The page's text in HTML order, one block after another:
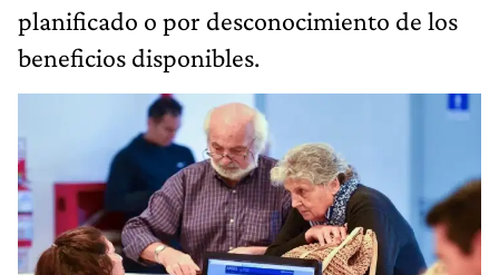
planificado o por desconocimiento de los
beneficios disponibles.